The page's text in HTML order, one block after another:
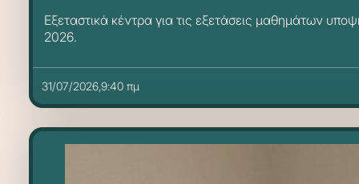
Εξεταστικά κέντρα για τις εξετάσεις μαθημάτων
2026.
31/07/2026,9:40 πμ